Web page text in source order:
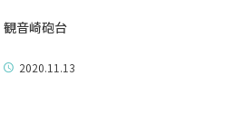
観音崎砲台
2020.11.13